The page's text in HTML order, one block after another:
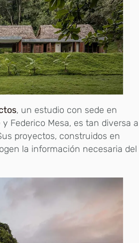
, un estudio con sede en
Federico Mesa, es tan diversa a
proyectos, construidos en
la información necesaria del